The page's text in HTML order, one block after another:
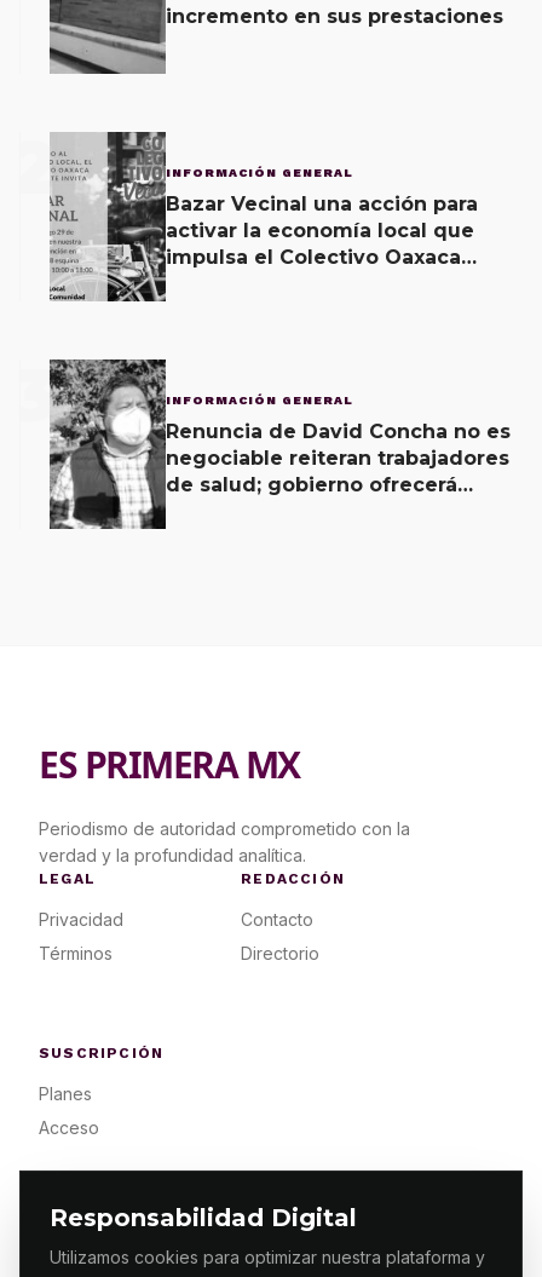
Responsabilidad Digital
Utilizamos cookies para optimizar nuestra plataforma y
incremento en sus prestaciones
2 INFORMACIÓN GENERAL
Bazar Vecinal una acción para
activar la economía local que
impulsa el Colectivo Oaxaca
3 INFORMACIÓN GENERAL
Renuncia de David Concha no es
negociable reiteran trabajadores
de salud; gobierno ofrecerá
ES PRIMERA MX
Periodismo de autoridad comprometido con la
verdad y la profundidad analítica.
LEGAL
Privacidad
Términos
REDACCIÓN
Contacto
Directorio
SUSCRIPCIÓN
Planes
Acceso